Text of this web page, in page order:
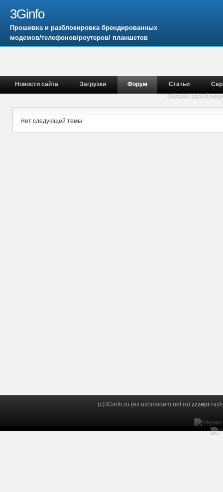
3Ginfo
Прошивка и разблокировка брендированных
модемов/телефонов/роутеров/ планшетов
Новости сайта Загрузки Форум Статьи
Онлайн
Нет следующей темы
(c)3Ginfo.ru (ex usbmodem.net.ru) zzzepr